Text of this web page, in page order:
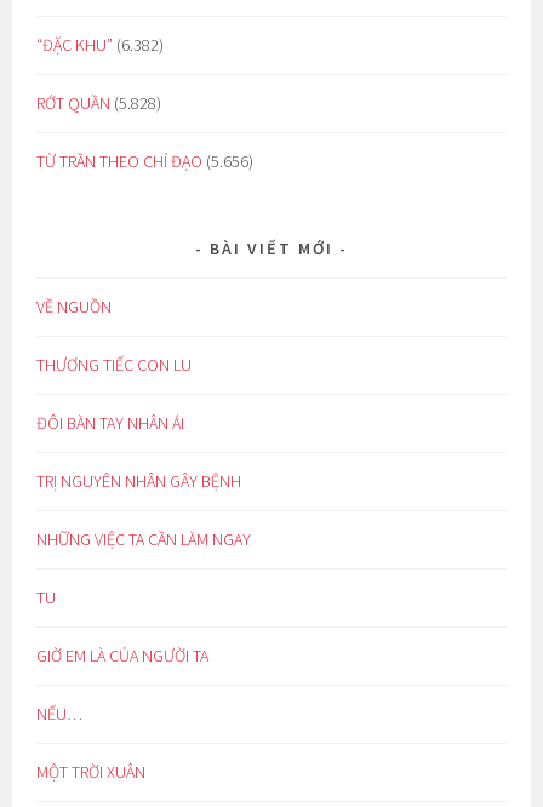
“ĐẶC KHU” (6.382)
RỚT QUẦN (5.828)
TỪ TRẦN THEO CHỈ ĐẠO (5.656)
BÀI VIẾT MỚI
VỀ NGUỒN
THƯƠNG TIẾC CON LU
ĐÔI BÀN TAY NHÂN ÁI
TRỊ NGUYÊN NHÂN GÂY BỆNH
NHỮNG VIỆC TA CẦN LÀM NGAY
TU
GIỜ EM LÀ CỦA NGƯỜI TA
NẾU…
MỘT TRỜI XUÂN